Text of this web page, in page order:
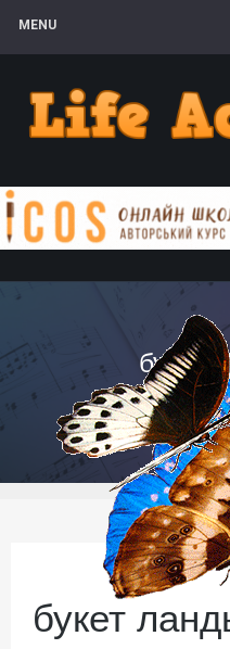
MENU
букет
18 Квітня, 2017
букет